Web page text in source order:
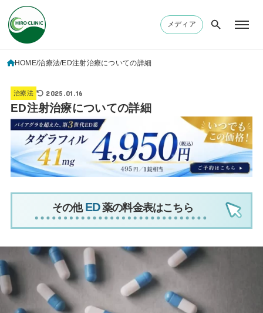
メディア
HOME 治療法 ED注射治療についての詳細
治療法 2025.01.16
ED注射治療についての詳細
その他 薬の料金表はこちら